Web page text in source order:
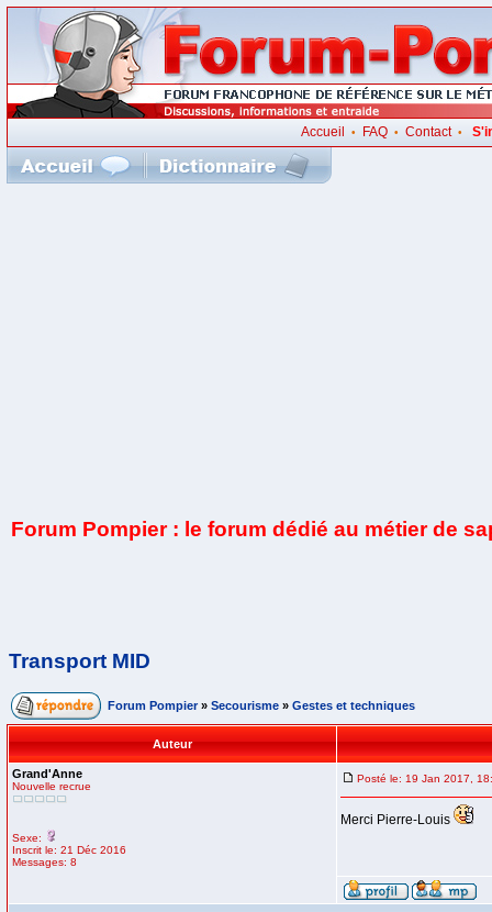
Accueil • FAQ• Contact•
Forum Pompier : le forum dédié au métier de
Transport MID
Forum Pompier » Secourisme » Gestes et techniques
Auteur
Grand'Anne
Nouvelle recrue
Sexe:
Inscrit le: 21 Déc 2016
Messages: 8
Posté le: 19 Jan 2017,
Merci Pierre-Louis